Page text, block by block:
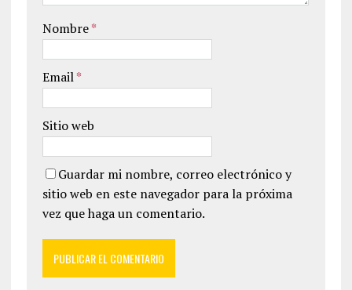
Nombre*
Email*
Sitio web
Guardar mi nombre, correo electrónico y
sitio web en este navegador para la próxima
vez que haga un comentario.